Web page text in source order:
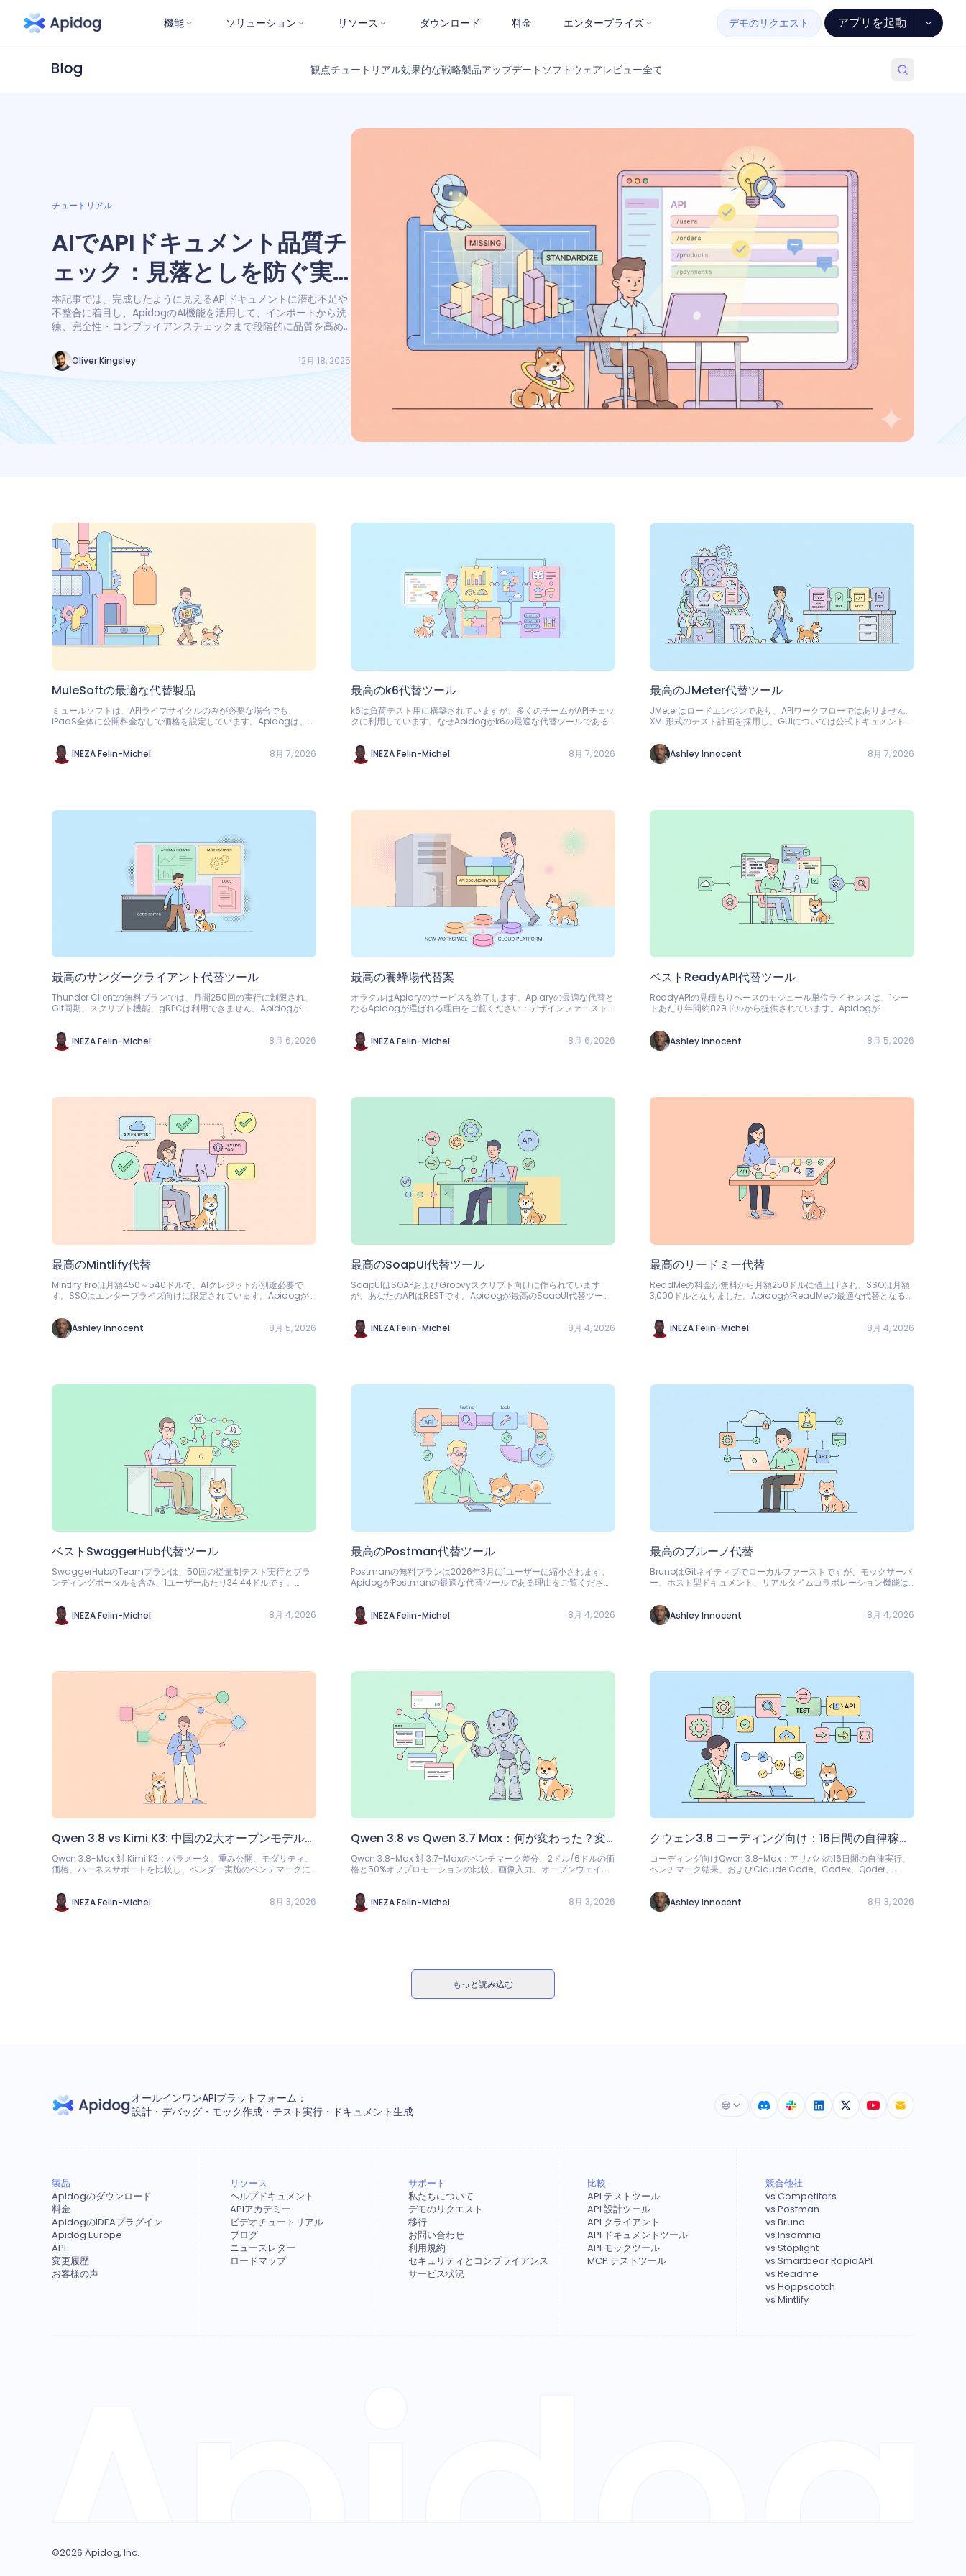
機能 ソリューション リソース ダウンロード 料金 エンタープライズ デモのリクエスト アプリを起動
観点チュートリアル効果的な戦略製品アップデート ソフトウェアレビュー全て
チュートリアル
AIでAPIドキュメント品質チ
ェック：見落としを防ぐ実
践ガイド
本記事では、完成したように見えるAPIドキュメントに潜む不足や
不整合に着目し、ApidogのAI機能を活用して、インポートから洗
練、完全性・コンプライアンスチェックまで段階的に品質を高め
Oliver Kingsley 12月 18, 2025
MuleSoftの最適な代替製品
ミュールソフトは、APIライフサイクルのみが必要な場合でも、
iPaaS全体に公開料金なしで価格を設定しています。Apidogは、デ
提供しています。
INEZA Felin-Michel
8月 7, 2026
最高のk6代替ツール
k6は負荷テスト用に構築されていますが、多くのチームがAPIチェッ
クに利用しています。なぜApidogがk6の最適な代替ツールである
そしてモック。
INEZA Felin-Michel
8月 7, 2026
最高のJMeter代替ツール
JMeterはロードエンジンであり、APIワークフローではありません。
XML形式のテスト計画を採用し、GUIについては公式ドキュメントで
おいて最高のJMeter代替ツールである理由をご覧ください。
Ashley Innocent
8月 7, 2026
最高のサンダークライアント代替ツール
Thunder Clientの無料プランでは、月間250回の実行に制限され、
Git同期、スクリプト機能、gRPCは利用できません。Apidogが
れらすべての機能が4ユーザーまで無料で利用でき、さらにモック機
能、ドキュメント作成、CIテストも提供されます。
INEZA Felin-Michel 8月 6, 2026
最高の養蜂場代替案
オラクルはApiaryのサービスを終了します。Apiaryの最適な代替と
なるApidogが選ばれる理由をご覧ください：デザインファースト
Dreddスタイルのコントラクトテストが、4ユーザーまで無料で利
用できます。API Blueprintの変換パスも含まれます。
INEZA Felin-Michel 8月 6, 2026
ベストReadyAPI代替ツール
ReadyAPIの見積もりベースのモジュール単位ライセンスは、1シー
トあたり年間約829ドルから提供されています。Apidogが
荷、モック機能が1ユーザーあたり9ドルで、4ユーザーまで無料で利
用可能です。
Ashley Innocent 8月 5, 2026
最高のMintlify代替
Mintlify Proは月額450～540ドルで、AIクレジットが別途必要で
す。SSOはエンタープライズ向けに限定されています。Apidogが
からドキュメントを生成でき、4つまで無料でご利用いただけます。
Ashley Innocent
8月 5, 2026
最高のSoapUI代替ツール
SoapUIはSOAPおよびGroovyスクリプト向けに作られています
が、あなたのAPIはRESTです。Apidogが最高のSoapUI代替ツール
ユーザーまで無料。
INEZA Felin-Michel
8月 4, 2026
最高のリードミー代替
ReadMeの料金が無料から月額250ドルに値上げされ、SSOは月額
3,000ドルとなりました。ApidogがReadMeの最適な代替となる理
ーザーまで無料。
INEZA Felin-Michel
8月 4, 2026
ベストSwaggerHub代替ツール
SwaggerHubのTeamプランは、50回の従量制テスト実行とブラ
ンディングポータルを含み、1ユーザーあたり34.44ドルです。
い：無制限で、1ユーザーあたり9ドルです。
INEZA Felin-Michel
8月 4, 2026
最高のPostman代替ツール
Postmanの無料プランは2026年3月に1ユーザーに縮小されます。
ApidogがPostmanの最適な代替ツールである理由をご覧くださ
り9ドルから。
INEZA Felin-Michel
8月 4, 2026
最高のブルーノ代替
BrunoはGitネイティブでローカルファーストですが、モックサーバ
ー、ホスト型ドキュメント、リアルタイムコラボレーション機能は
さい。4ユーザーまで無料。
Ashley Innocent
8月 4, 2026
Qwen 3.8 vs Kimi K3: 中国の2大オープンモデル徹
底比較
Qwen 3.8-Max 対 Kimi K3：パラメータ、重み公開、モダリティ、
価格、ハーネスサポートを比較し、ベンダー実施のベンチマークに
INEZA Felin-Michel
8月 3, 2026
Qwen 3.8 vs Qwen 3.7 Max：何が変わった？変
更点を徹底解説
Qwen 3.8-Max 対 3.7-Maxのベンチマーク差分、2ドル/6ドルの価
格と50%オフプロモーションの比較、画像入力、オープンウェイ
INEZA Felin-Michel
8月 3, 2026
クウェン3.8 コーディング向け：16日間の自律稼働
とクロードコード連携
コーディング向けQwen 3.8-Max：アリババの16日間の自律実行、
ベンチマーク結果、およびClaude Code、Codex、Qoder、
Ashley Innocent
8月 3, 2026
もっと読み込む
オールインワンAPIプラットフォーム：
設計・デバッグ・モック作成・テスト実行・ドキュメント生成
製品
Apidogのダウンロード
料金
ApidogのIDEAプラグイン
Apidog Europe
API
変更履歴
お客様の声
リソース
ヘルプドキュメント
APIアカデミー
ビデオチュートリアル
ブログ
ニュースレター
ロードマップ
サポート
私たちについて
デモのリクエスト
移行
お問い合わせ
利用規約
セキュリティとコンプライアンス
サービス状況
比較
API テストツール
API 設計ツール
API クライアント
API ドキュメントツール
API モックツール
MCP テストツール
競合他社
vs Competitors
vs Postman
vs Bruno
vs Insomnia
vs Stoplight
vs Smartbear RapidAPI
vs Readme
vs Hoppscotch
vs Mintlify
©2026 Apidog, Inc.